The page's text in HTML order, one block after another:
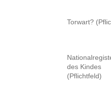
Torwart?
des Kindes
(Pflichtfeld)